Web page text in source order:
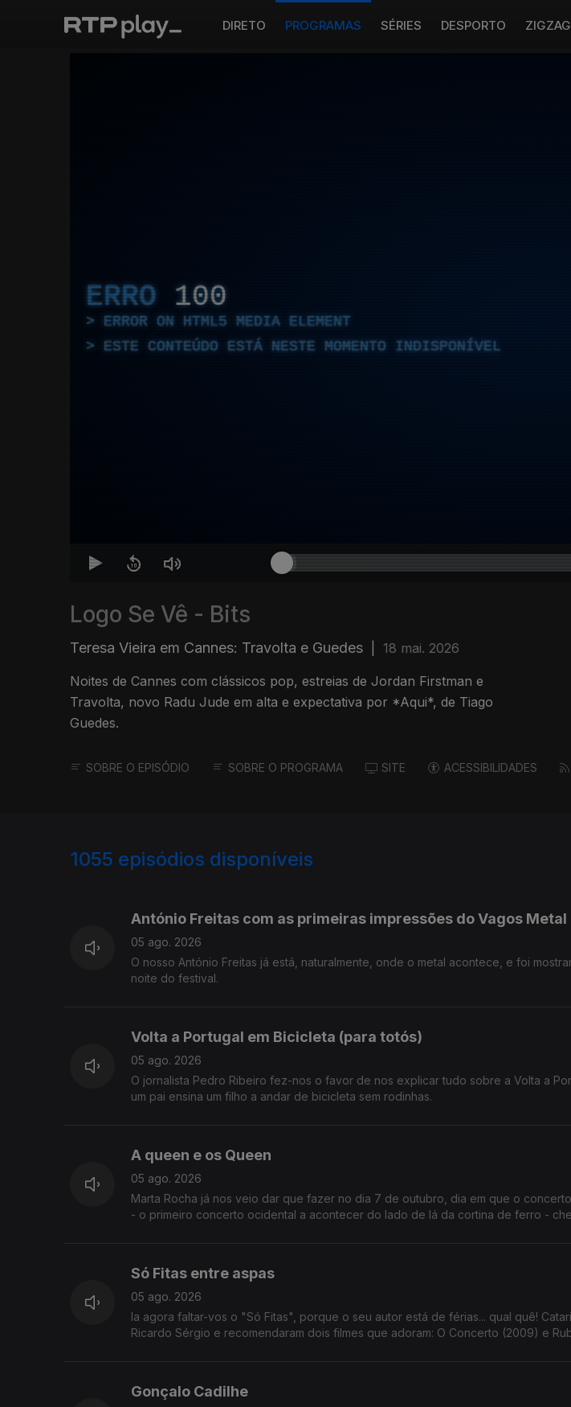
DIRETO PROGRAMAS SÉRIES DESPORTO ZIGZAG
ERRO 100
ERROR ON HTML5 MEDIA ELEMENT
ESTE CONTEÚDO ESTÁ NESTE MOMENTO INDISPONÍVEL
Logo Se Vê - Bits
Teresa Vieira em Cannes: Travolta e Guedes 18 mai. 2026
Noites de Cannes com clássicos pop, estreias de Jordan Firstman e
Travolta, novo Radu Jude em alta e expectativa por *Aqui*, de Tiago
Guedes.
SOBRE O EPISÓDIO SOBRE O PROGRAMA SITE ACESSIBILIDADES
1055 episódios disponíveis
António Freitas com as primeiras impressões do Vagos Metal
05 ago. 2026
O nosso António Freitas já está, naturalmente, onde o metal acontece, e foi
noite do festival.
Volta a Portugal em Bicicleta (para totós)
05 ago. 2026
O jornalista Pedro Ribeiro fez-nos o favor de nos explicar tudo sobre a Volta a
um pai ensina um filho a andar de bicicleta sem rodinhas.
A queen e os Queen
05 ago. 2026
Marta Rocha já nos veio dar que fazer no dia 7 de outubro, dia em que o
- o primeiro concerto ocidental a acontecer do lado de lá da cortina de ferro -
Só Fitas entre aspas
05 ago. 2026
Ia agora faltar-vos o "Só Fitas", porque o seu autor está de férias... qual quê!
Ricardo Sérgio e recomendaram dois filmes que adoram: O Concerto (2009) e
Gonçalo Cadilhe